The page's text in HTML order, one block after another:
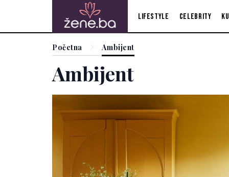
Lifestyle Celebrity
Početna Ambijent
Ambijent